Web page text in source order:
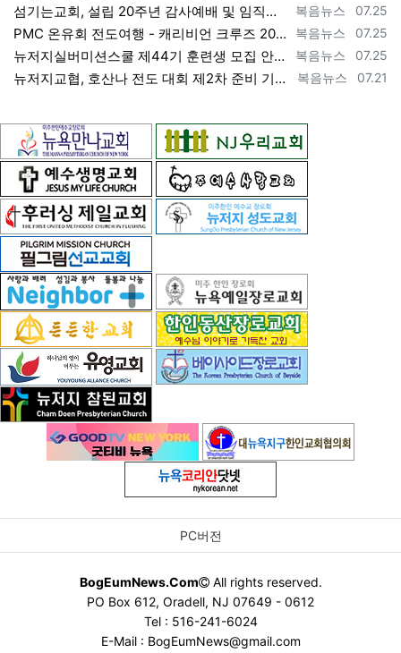
등록자
복음뉴스 등록일
07.25
섬기는교회, 설립 20주년 감사예배 및 임직식 --- "이제 더 힘차게 창공을 날자" [2026년 7월 25일 토요일 자 뉴욕일보 기사] ==>…
등록자
복음뉴스 등록일
07.25
PMC 온유회 전도여행 - 캐리비언 크루즈 2027 안내 ==> https://www.bogeumnews.com/gnu54/bbs/board.p…
등록자
복음뉴스 등록일
07.25
뉴저지실버미션스쿨 제44기 훈련생 모집 안내 ==> https://www.bogeumnews.com/gnu54/bbs/board.php?bo_t…
등록자
복음뉴스 등록일
07.21
뉴저지교협, 호산나 전도 대회 제2차 준비 기도회 --- "사람이 아니라 하나님께서 일하신다" [2026년 7월 21일 화요일 자 뉴욕일보 기사…
PC버전
BogEumNews.Com
All rights reserved.
PO Box 612, Oradell, NJ 07649 - 0612
Tel : 516-241-6024
E-Mail : BogEumNews@gmail.com